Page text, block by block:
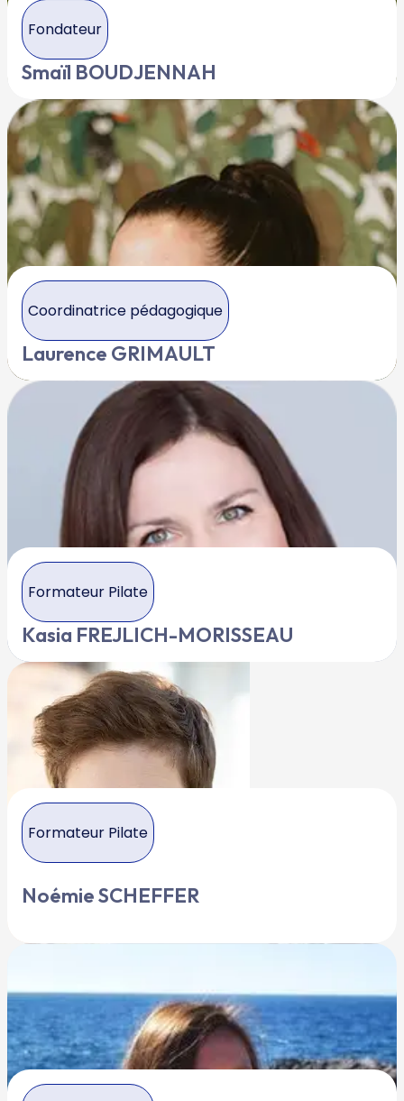
Fondateur
Smaïl BOUDJENNAH
Coordinatrice pédagogique
Laurence GRIMAULT
Formateur Pilate
Kasia FREJLICH-MORISSEAU
Formateur Pilate
Noémie SCHEFFER